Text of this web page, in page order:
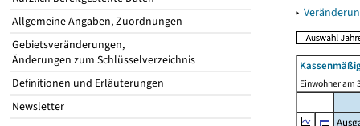
Allgemeine Angaben, Zuordnungen
Gebietsveränderungen,
Änderungen zum Schlüsselverzeichnis
Definitionen und Erläuterungen
Newsletter
▸
Einwohner am